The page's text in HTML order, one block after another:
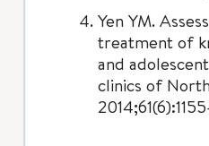
Yen YM.
treatment of
and
clinics of